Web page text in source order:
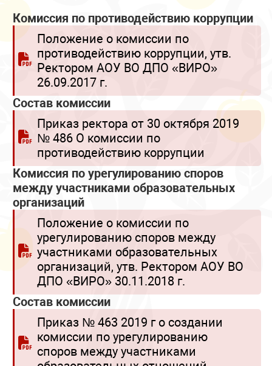
Комиссия по противодействию коррупции
Положение о комиссии по
противодействию коррупции, утв.
Ректором АОУ ВО ДПО «ВИРО»
26.09.2017 г.
Состав комиссии
Приказ ректора от 30 октября 2019
№ 486 О комиссии по
противодействию коррупции
Комиссия по урегулированию споров
между участниками образовательных
организаций
Положение о комиссии по
урегулированию споров между
участниками образовательных
организаций, утв. Ректором АОУ ВО
ДПО «ВИРО» 30.11.2018 г.
Состав комиссии
Приказ № 463 2019 г о создании
комиссии по урегулированию
споров между участниками